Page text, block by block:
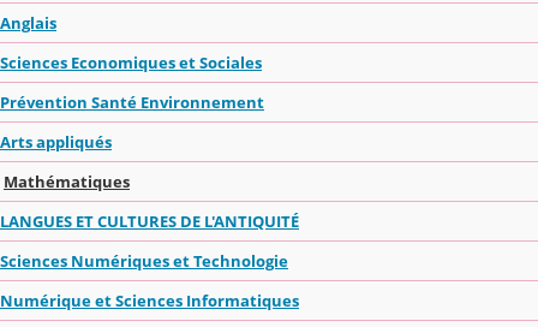
Anglais
Sciences Economiques et Sociales
Prévention Santé Environnement
Arts appliqués
Mathématiques
LANGUES ET CULTURES DE L'ANTIQUITÉ
Sciences Numériques et Technologie
Numérique et Sciences Informatiques